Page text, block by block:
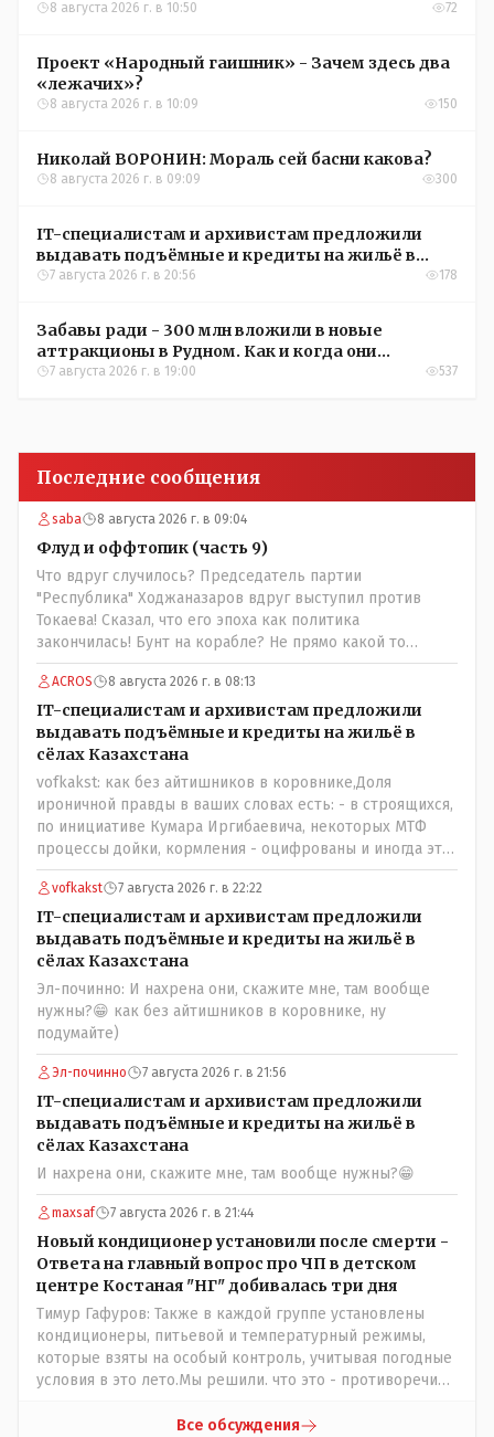
зимой
8 августа 2026 г. в 10:50 72
Проект «Народный гаишник» - Зачем здесь два
«лежачих»?
8 августа 2026 г. в 10:09 150
Николай ВОРОНИН: Мораль сей басни какова?
8 августа 2026 г. в 09:09 300
IT-специалистам и архивистам предложили
выдавать подъёмные и кредиты на жильё в
сёлах Казахстана
7 августа 2026 г. в 20:56 178
Забавы ради - 300 млн вложили в новые
аттракционы в Рудном. Как и когда они
окупятся?
7 августа 2026 г. в 19:00 537
Последние сообщения
saba 8 августа 2026 г. в 09:04
Флуд и оффтопик (часть 9)
Что вдруг случилось? Председатель партии
"Республика" Ходжаназаров вдруг выступил против
Токаева! Сказал, что его эпоха как политика
закончилась! Бунт на корабле? Не прямо какой то
правдолюб вдруг выступил! Может он инопланетянин?
Появился неизвестно откуда, отжал у бывшего
всесильного Розинова целый холдинг и теперь против
президента выступает! Вот ни капельки ему не поверю,
что он действует в интересах страны, про народ уже и
не говорю! Опять какие то закулисные игры?
ACROS 8 августа 2026 г. в 08:13
IT-специалистам и архивистам предложили
выдавать подъёмные и кредиты на жильё в
сёлах Казахстана
vofkakst: как без айтишников в коровнике,Доля
ироничной правды в ваших словах есть: - в строящихся,
по инициативе Кумара Иргибаевича, некоторых МТФ
процессы дойки, кормления - оцифрованы и иногда эти
программы дают сбой - и тогда они нужны, хотя я
насколько в курсе своей комьютерной безграмотности
- все эти вопросы можно решать и устранять эти сбои и
удалённо - лёжа на диване, в городе. Но, этих
современных и оцифрованных МТФ критично мало для
массового переезда лохматых и обкуренных молодых
ребят из города в село, да и те МТФ я по опыту
подозреваю, скоро перейдут на обслуживание с
помошью кувалды, китайского скотча, алюминевой
проволоки и русского мата. Вот где работать в селе
именно АРХИВАРИУСАМ - понятие не имею- допустим
все мои архивы по работе и по семейной жизни -
помещаются в одну дешёвую китайскую флешку
Впрочем, не надо гадать: - это замутили УМНЫЕ люди
наверху , близко расположенные к гос.бюджету-
наверняка они знают что делают.
vofkakst 7 августа 2026 г. в 22:22
IT-специалистам и архивистам предложили
выдавать подъёмные и кредиты на жильё в
сёлах Казахстана
Эл-починно: И нахрена они, скажите мне, там вообще
нужны?😁 как без айтишников в коровнике, ну
подумайте)
Эл-починно 7 августа 2026 г. в 21:56
IT-специалистам и архивистам предложили
выдавать подъёмные и кредиты на жильё в
сёлах Казахстана
И нахрена они, скажите мне, там вообще нужны?😁
maxsaf 7 августа 2026 г. в 21:44
Новый кондиционер установили после смерти -
Ответа на главный вопрос про ЧП в детском
центре Костаная "НГ" добивалась три дня
Тимур Гафуров: Также в каждой группе установлены
кондиционеры, питьевой и температурный режимы,
которые взяты на особый контроль, учитывая погодные
условия в это лето.Мы решили. что это - противоречие.
комментарий прозвучал на следующий день после
Все обсуждения